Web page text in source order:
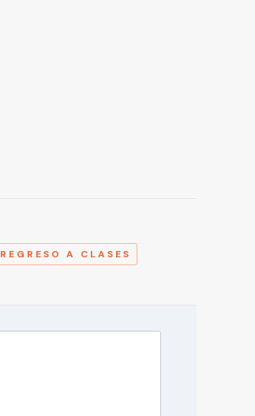
REGRESO A CLASES